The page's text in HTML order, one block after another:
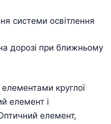
дорозі при ближньому
круглої
елемент і
елемент,